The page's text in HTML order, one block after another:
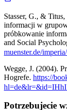
Stasser, G., &
informacji w
próbkowanie
and Social
muenster.de/
Wegge, J. (2004).
Hogrefe. https://
Potrzebujecie